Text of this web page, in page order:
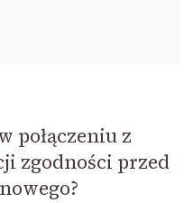
połączeniu z
zgodności przed